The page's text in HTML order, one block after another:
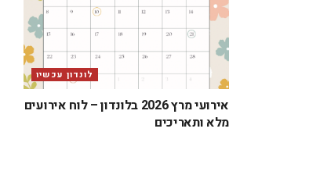
לונדון עכשיו
אירועי מרץ 2026 בלונדון – לוח אירועים
מלא ותאריכים